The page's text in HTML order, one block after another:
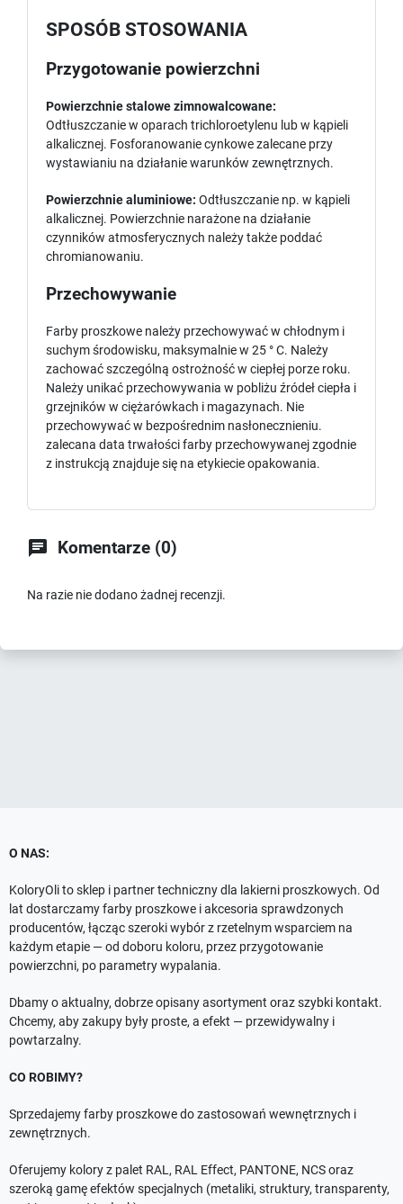
SPOSÓB STOSOWANIA
Przygotowanie powierzchni
Powierzchnie stalowe zimnowalcowane:
Odtłuszczanie w oparach trichloroetylenu lub w kąpieli
alkalicznej. Fosforanowanie cynkowe zalecane przy
wystawianiu na działanie warunków zewnętrznych.
Powierzchnie aluminiowe: Odtłuszczanie np. w kąpieli
alkalicznej. Powierzchnie narażone na działanie
czynników atmosferycznych należy także poddać
chromianowaniu.
Przechowywanie
Farby proszkowe należy przechowywać w chłodnym i
suchym środowisku, maksymalnie w 25 ° C. Należy
zachować szczególną ostrożność w ciepłej porze roku.
Należy unikać przechowywania w pobliżu źródeł ciepła i
grzejników w ciężarówkach i magazynach. Nie
przechowywać w bezpośrednim nasłonecznieniu.
zalecana data trwałości farby przechowywanej zgodnie
z instrukcją znajduje się na etykiecie opakowania.
 Komentarze (0)
Na razie nie dodano żadnej recenzji.
O NAS:
KoloryOli to sklep i partner techniczny dla lakierni proszkowych. Od
lat dostarczamy farby proszkowe i akcesoria sprawdzonych
producentów, łącząc szeroki wybór z rzetelnym wsparciem na
każdym etapie — od doboru koloru, przez przygotowanie
powierzchni, po parametry wypalania.
Dbamy o aktualny, dobrze opisany asortyment oraz szybki kontakt.
Chcemy, aby zakupy były proste, a efekt — przewidywalny i
powtarzalny.
CO ROBIMY?
Sprzedajemy farby proszkowe do zastosowań wewnętrznych i
zewnętrznych.
Oferujemy kolory z palet RAL, RAL Effect, PANTONE, NCS oraz
szeroką gamę efektów specjalnych (metaliki, struktury, transparenty,